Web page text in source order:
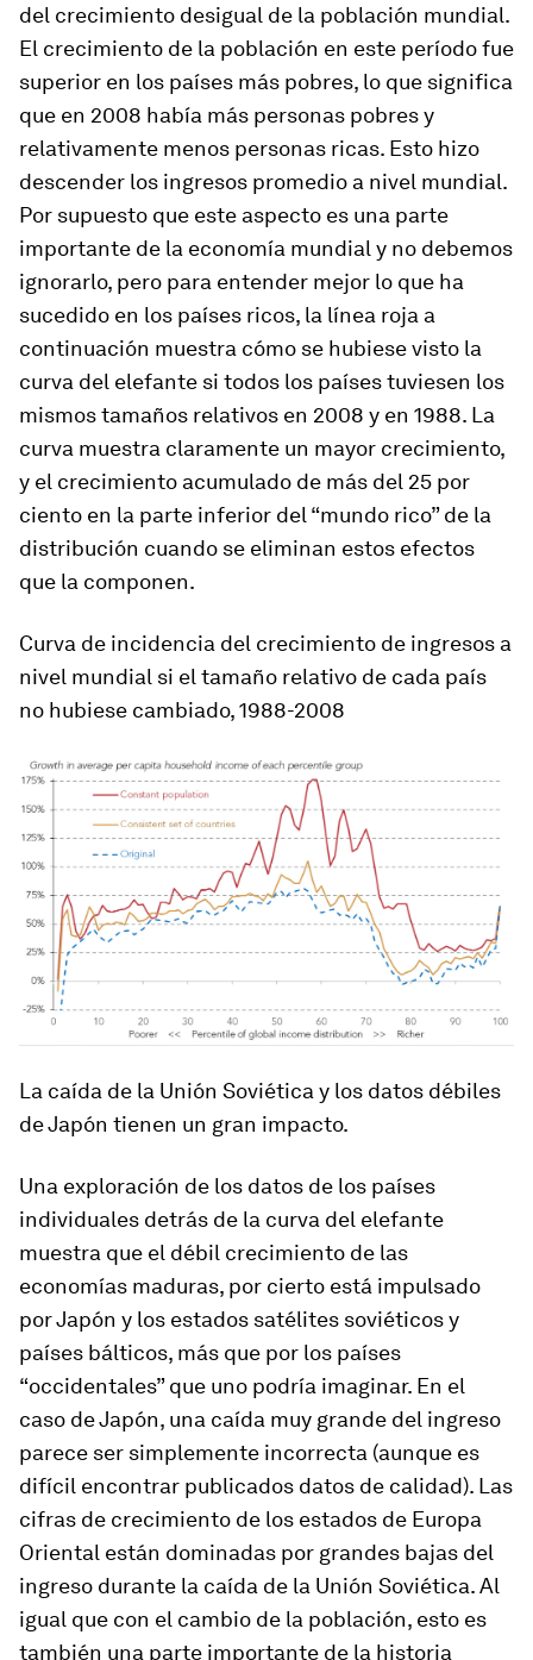
del crecimiento desigual de la población mundial.
El crecimiento de la población en este período fue
superior en los países más pobres, lo que significa
que en 2008 había más personas pobres y
relativamente menos personas ricas. Esto hizo
descender los ingresos promedio a nivel mundial.
Por supuesto que este aspecto es una parte
importante de la economía mundial y no debemos
ignorarlo, pero para entender mejor lo que ha
sucedido en los países ricos, la línea roja a
continuación muestra cómo se hubiese visto la
curva del elefante si todos los países tuviesen los
mismos tamaños relativos en 2008 y en 1988. La
curva muestra claramente un mayor crecimiento,
y el crecimiento acumulado de más del 25 por
ciento en la parte inferior del “mundo rico” de la
distribución cuando se eliminan estos efectos
que la componen.
Curva de incidencia del crecimiento de ingresos a
nivel mundial si el tamaño relativo de cada país
no hubiese cambiado, 1988-2008
La caída de la Unión Soviética y los datos débiles
de Japón tienen un gran impacto.
Una exploración de los datos de los países
individuales detrás de la curva del elefante
muestra que el débil crecimiento de las
economías maduras, por cierto está impulsado
por Japón y los estados satélites soviéticos y
países bálticos, más que por los países
“occidentales” que uno podría imaginar. En el
caso de Japón, una caída muy grande del ingreso
parece ser simplemente incorrecta (aunque es
difícil encontrar publicados datos de calidad). Las
cifras de crecimiento de los estados de Europa
Oriental están dominadas por grandes bajas del
ingreso durante la caída de la Unión Soviética. Al
igual que con el cambio de la población, esto es
también una parte importante de la historia